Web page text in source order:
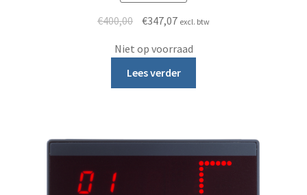
€400,00 Oorspronkelijke prijs was: €400,00.
€347,07Huidige prijs is: €347,07.
excl. btw
Niet op voorraad
Lees verder